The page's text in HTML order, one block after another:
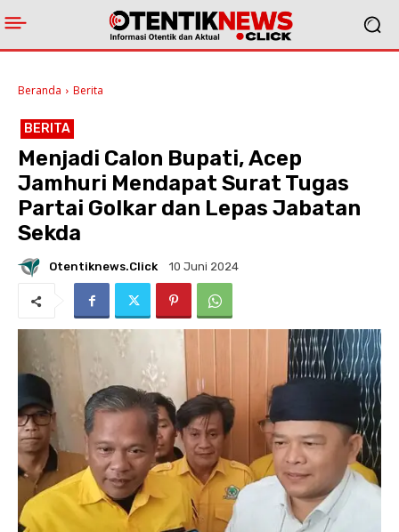
Beranda Berita
BERITA
Menjadi Calon Bupati, Acep
Jamhuri Mendapat Surat Tugas
Partai Golkar dan Lepas Jabatan
Sekda
Otentiknews.click 10 Juni 2024